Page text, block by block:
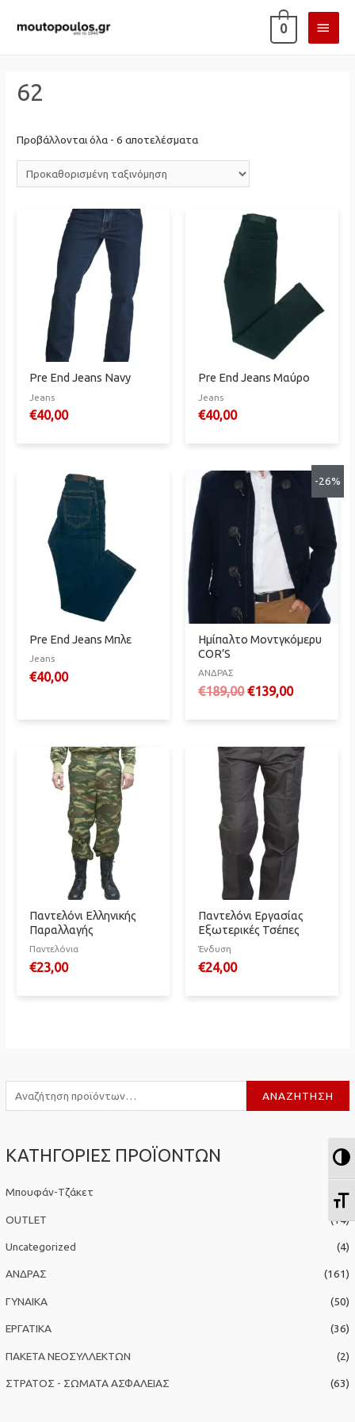
0
ν
ζ
τ
η
ι
α
ΑΝΑΖΉΤΗΣΗ
ΚΑΤΗΓΟΡΙΕΣ ΠΡΟΪΟΝΤΩΝ
Μπουφάν-Τζάκετ (4)
OUTLET (14)
Uncategorized (4)
ΑΝΔΡΑΣ (161)
ΓΥΝΑΙΚΑ (50)
ΕΡΓΑΤΙΚΑ (36)
ΠΑΚΕΤΑ ΝΕΟΣΥΛΛΕΚΤΩΝ (2)
ΣΤΡΑΤΟΣ - ΣΩΜΑΤΑ ΑΣΦΑΛΕΙΑΣ (63)
62
Προβάλλονται όλα - 6 αποτελέσματα
Pre End Jeans Navy
Jeans
€40,00
Pre End Jeans Μαύρο
Jeans
€40,00
Pre End Jeans Μπλε
Jeans
€40,00
-26%
Ημίπαλτο Μοντγκόμερυ
COR’S
ΑΝΔΡΑΣ
€189,00Original
was:
€139,00Η
τιμή
€139,00.
Παντελόνι Ελληνικής
Παραλλαγής
Παντελόνια
€23,00
Παντελόνι Εργασίας
Εξωτερικές Τσέπες
Ένδυση
€24,00